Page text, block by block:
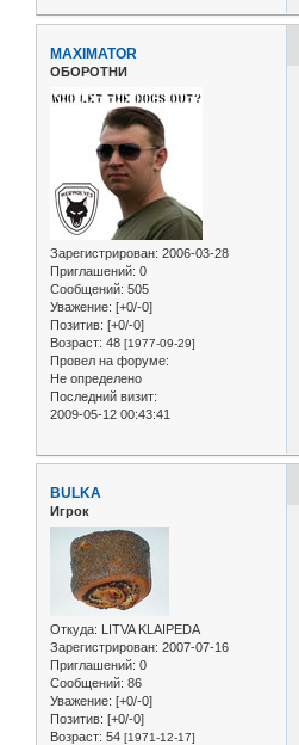
MAXIMATOR
ОБОРОТНИ
Зарегистрирован: 2006-03-28
Приглашений: 0
Сообщений: 505
Уважение: [+0/-0]
Позитив: [+0/-0]
Возраст: 48 [1977-09-29]
Провел на форуме:
Не определено
Последний визит:
2009-05-12 00:43:41
BULKA
Игрок
Откуда: LITVA KLAIPEDA
Зарегистрирован: 2007-07-16
Приглашений: 0
Сообщений: 86
Уважение: [+0/-0]
Позитив: [+0/-0]
Возраст: 54 [1971-12-17]